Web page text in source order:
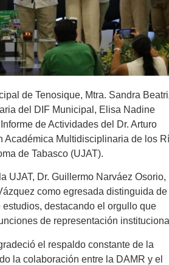
de Tenosique, Mtra. Sandra
del DIF Municipal, Elisa Nadine
de Actividades del Dr. Arturo
Académica Multidisciplinaria de los
de Tabasco (UJAT).
UJAT, Dr. Guillermo Narváez Osorio,
como egresada distinguida de
destacando el orgullo que
de representación
el respaldo constante de la
la colaboración entre la DAMR y el